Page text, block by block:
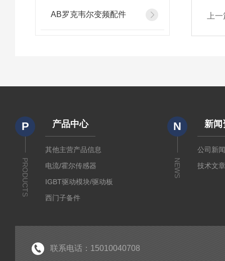
AB罗克韦尔变频配件 上
P
PRODUCTS
产品中心
其他主营产品信息
电流/霍尔传感器
IGBT驱动模块/驱动板
西门子备件
PIM集成功率模块
N
NEWS
新闻
公司新
技术文
联系电话：15010040708